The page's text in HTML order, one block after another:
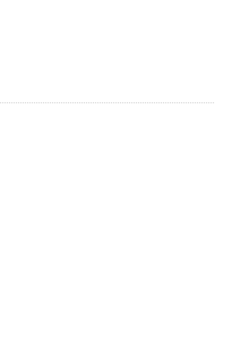
LIVE / BLOQUES
IN PERSON